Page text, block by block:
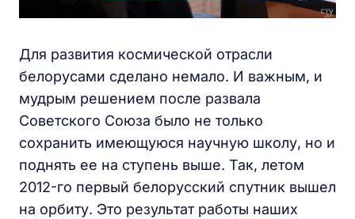
Для развития космической отрасли
белорусами сделано немало. И важным, и
мудрым решением после развала
Советского Союза было не только
сохранить имеющуюся научную школу, но и
поднять ее на ступень выше. Так, летом
2012-го первый белорусский спутник вышел
на орбиту. Это результат работы наших